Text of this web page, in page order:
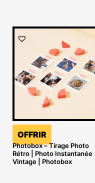
OFFRIR
Photobox – Tirage Photo
Rétro | Photo Instantanée
Vintage | Photobox